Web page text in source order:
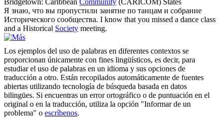
Bridgetown: Caribbean Community (CARICOM) States
Я знаю, что вы пропустили занятие по танцам и собрание
Исторического сообщества. I know that you missed a dance class
and a Historical Society meeting.
Los ejemplos del uso de palabras en diferentes contextos se
proporcionan únicamente con fines lingüísticos, es decir, para
estudiar el uso de palabras en un idioma y sus opciones de
traducción a otro. Están recopilados automáticamente de fuentes
abiertas utilizando tecnología de búsqueda basada en datos
bilingües. Si encuentras un error ortográfico o de puntuación en el
original o en la traducción, utiliza la opción "Informar de un
problema" o escríbenos.